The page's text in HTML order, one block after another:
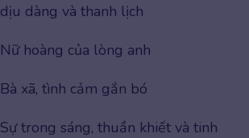
dịu dàng và thanh lịch
Nữ hoàng của lòng anh
Bà xã, tình cảm gắn bó
Sự trong sáng, thuần khiết và tinh